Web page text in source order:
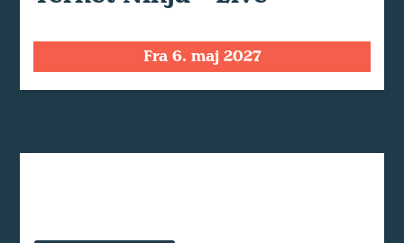
Fra 6. maj 2027